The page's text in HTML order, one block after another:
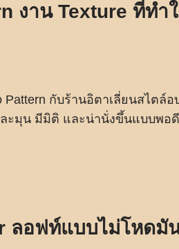
งาน Texture ที่ทำ
Pattern กับร้านอิตาเลี่ยนสไต
ละมุน มีมิติ และน่านั่งขึ้นแบบพอ
ลอฟท์แบบไม่โหดมั